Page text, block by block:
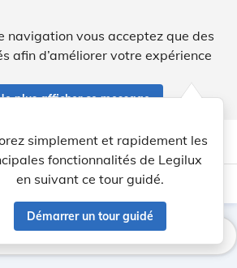
navigation vous acceptez que des
afin d’améliorer votre expérience
plus afficher ce message
account_circle help Aide
simplement et rapidement les
fonctionnalités de Legilux
en suivant ce tour guidé.
Démarrer un tour guidé
light_mode dark_mode